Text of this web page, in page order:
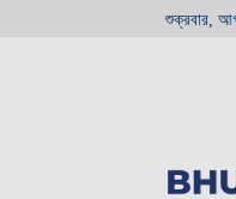
শুক্রবার,